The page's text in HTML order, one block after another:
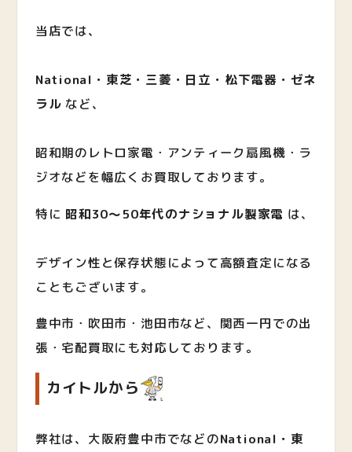
当店では、
National・東芝・三菱・日立・松下電器・ゼネ
ラル など、
昭和期のレトロ家電・アンティーク扇風機・ラ
ジオなどを幅広くお買取しております。
特に 昭和30〜50年代のナショナル製家電 は、
デザイン性と保存状態によって高額査定になる
こともございます。
豊中市・吹田市・池田市など、関西一円での出
張・宅配買取にも対応しております。
カイトルから
弊社は、大阪府豊中市でなどのNational・東